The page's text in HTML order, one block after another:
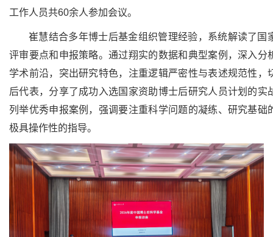
工作人员共60余人参加会议。
崔慧结合多年博士后基金组织管理经验，系统解读了
评审要点和申报策略。通过翔实的数据和典型案例，深入
学术前沿，突出研究特色，注重逻辑严密性与表述规范性
后代表，分享了成功入选国家资助博士后研究人员计划的
列举优秀申报案例，强调要注重科学问题的凝练、研究基
极具操作性的指导。